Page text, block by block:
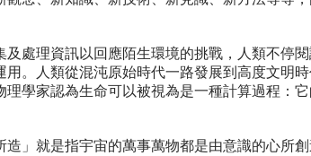
處理資訊以回應陌生環境的挑戰，人類不停
。人類從混沌原始時代一路發展到高度文明
學家認為生命可以被視為是一種計算過程：
」就是指宇宙的萬事萬物都是由意識的心所創